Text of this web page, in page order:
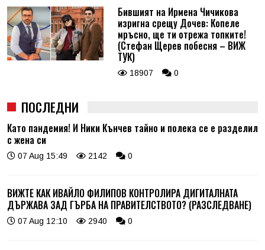
Бившият на Ирмена Чичикова
изригна срещу Дочев: Копеле
мръсно, ще ти отрежа топките!
(Стефан Щерев побесня – ВИЖ
ТУК)
18907 0
ПОСЛЕДНИ
Като пандемия! И Ники Кънчев тайно и полека се е разделил
с жена си
07 Aug 15:49 2142 0
ВИЖТЕ КАК ИВАЙЛО ФИЛИПОВ КОНТРОЛИРА ДИГИТАЛНАТА
ДЪРЖАВА ЗАД ГЪРБА НА ПРАВИТЕЛСТВОТО? (РАЗСЛЕДВАНЕ)
07 Aug 12:10 2940 0